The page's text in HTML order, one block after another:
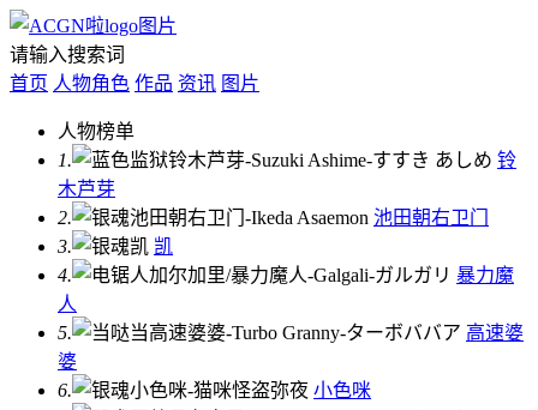
请输入搜索词
首页 人物角色 作品 资讯 图片
人物榜单
1.
铃
木芦芽
2.
池田朝右卫门
3.
凯
4.
暴力魔
人
5.
高速婆
婆
6.
小色咪